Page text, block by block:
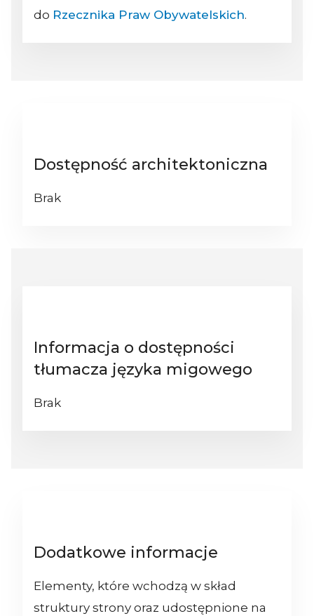
do Rzecznika Praw Obywatelskich.
Dostępność architektoniczna
Brak
Informacja o dostępności
tłumacza języka migowego
Brak
Dodatkowe informacje
Elementy, które wchodzą w skład
struktury strony oraz udostępnione na